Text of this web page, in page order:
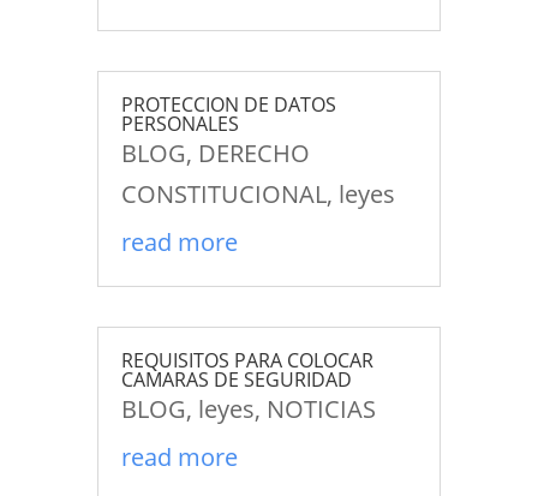
PROTECCION DE DATOS
PERSONALES
BLOG, DERECHO
CONSTITUCIONAL, leyes
read more
REQUISITOS PARA COLOCAR
CAMARAS DE SEGURIDAD
BLOG, leyes, NOTICIAS
read more